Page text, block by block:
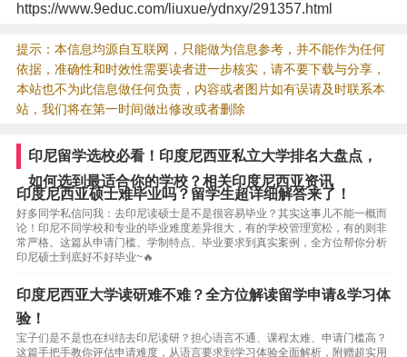
https://www.9educ.com/liuxue/ydnxy/291357.html
提示：本信息均源自互联网，只能做为信息参考，并不能作为任何
依据，准确性和时效性需要读者进一步核实，请不要下载与分享，
本站也不为此信息做任何负责，内容或者图片如有误请及时联系本
站，我们将在第一时间做出修改或者删除
印尼留学选校必看！印度尼西亚私立大学排名大盘点，
如何选到最适合你的学校？相关印度尼西亚资讯
印度尼西亚硕士难毕业吗？留学生超详细解答来了！
好多同学私信问我：去印尼读硕士是不是很容易毕业？其实这事儿不能一概而
论！印尼不同学校和专业的毕业难度差异很大，有的学校管理宽松，有的则非
常严格。这篇从申请门槛、学制特点、毕业要求到真实案例，全方位帮你分析
印尼硕士到底好不好毕业~🔥
印度尼西亚大学读研难不难？全方位解读留学申请&学习体
验！
宝子们是不是也在纠结去印尼读研？担心语言不通、课程太难、申请门槛高？
这篇手把手教你评估申请难度，从语言要求到学习体验全面解析，附赠超实用